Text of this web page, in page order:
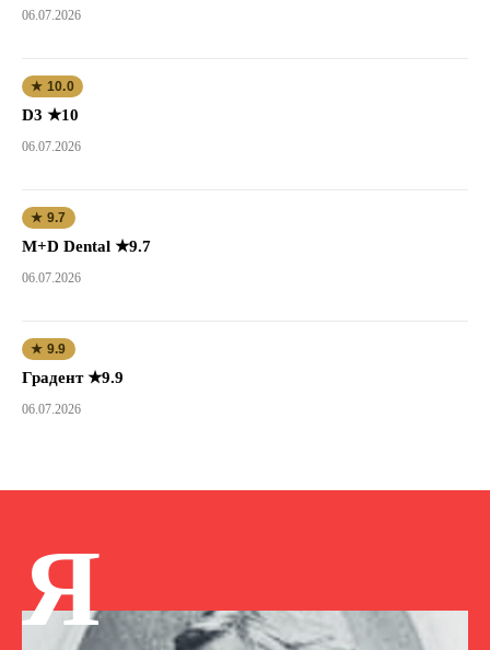
06.07.2026
★ 10.0
D3 ★10
06.07.2026
★ 9.7
M+D Dental ★9.7
06.07.2026
★ 9.9
Градент ★9.9
06.07.2026
Я